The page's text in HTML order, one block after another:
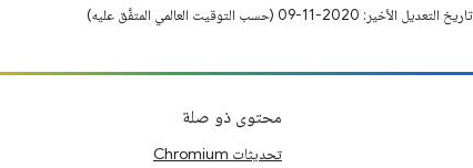
تاريخ التعديل الأخير: 2020-11-09 (حسب التوقيت العالمي المتفَّق عليه)
محتوى ذو صلة
تحديثات Chromium